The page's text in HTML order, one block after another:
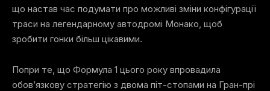
що настав час подумати про можливі зміни конфігурації
траси на легендарному автодромі Монако, щоб
зробити гонки більш цікавими.
Попри те, що Формула 1 цього року впровадила
обов’язкову стратегію з двома піт-стопами на Гран-прі